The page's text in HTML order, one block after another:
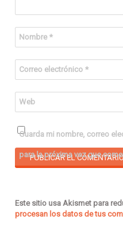
Nombre *
Correo electrónico *
Web
Guarda mi nombre, correo
para la próxima vez que
Este sitio usa Akismet para
procesan los datos de tus